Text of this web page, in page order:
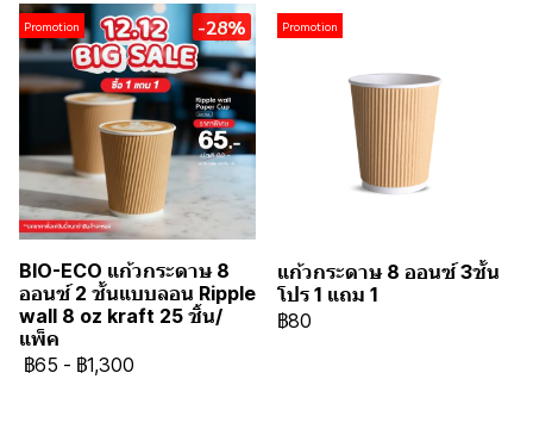
Promotion -28%
BIO-ECO แก้วกระดาษ 8
ออนซ์ 2 ชั้นแบบลอน Ripple
wall 8 oz kraft 25 ชิ้น/
แพ็ค
฿65 - ฿1,300
Promotion
แก้วกระดาษ 8 ออนซ์ 3ชั้น
โปร 1 แถม 1
฿80